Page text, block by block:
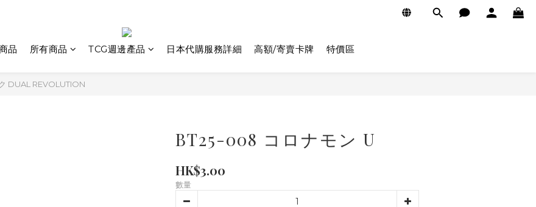
品 所有商品 TCG週邊產品 日本代購服務詳細 高額/寄賣卡牌 特價區
DUAL REVOLUTION
BT25-008 コロナモン U
HK$3.00
數量